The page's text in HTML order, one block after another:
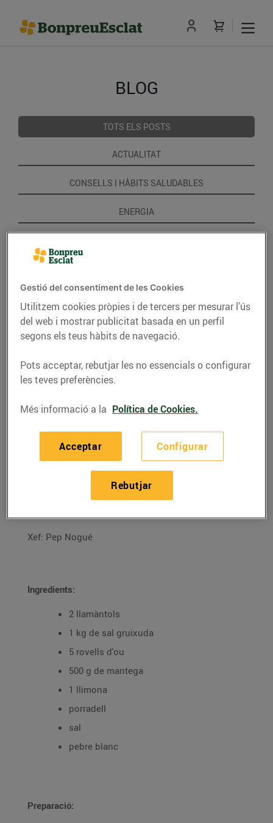
BLOG
TOTS ELS POSTS
ACTUALITAT
CONSELLS I HÀBITS SALUDABLES
ENERGIA
RECEPTES
Llamàntol glacejat
01/de desembre/2015
Xef: Pep Nogué
Ingredients:
2 llamàntols
1 kg de sal gruixuda
5 rovells d'ou
500 g de mantega
1 llimona
porradell
sal
pebre blanc
Preparació:
Gestió del consentiment de les Cookies
Utilitzem cookies pròpies i de tercers per mesurar l’ús
del web i mostrar publicitat basada en un perfil
segons els teus hàbits de navegació.
Pots acceptar, rebutjar les no essencials o configurar
les teves preferències.
Més informació a la Política de Cookies.
Configurar
Rebutjar
Acceptar